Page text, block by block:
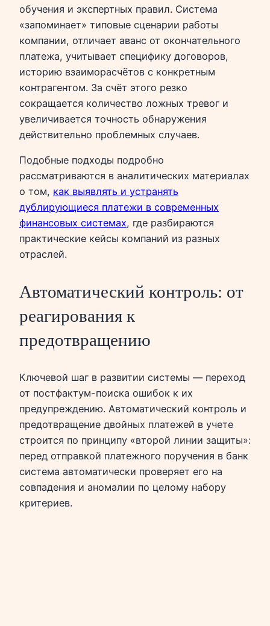
обучения и экспертных правил. Система
«запоминает» типовые сценарии работы
компании, отличает аванс от окончательного
платежа, учитывает специфику договоров,
историю взаиморасчётов с конкретным
контрагентом. За счёт этого резко
сокращается количество ложных тревог и
увеличивается точность обнаружения
действительно проблемных случаев.
Подобные подходы подробно
рассматриваются в аналитических материалах
о том, как выявлять и устранять
дублирующиеся платежи в современных
финансовых системах, где разбираются
практические кейсы компаний из разных
отраслей.
Автоматический контроль: от
реагирования к
предотвращению
Ключевой шаг в развитии системы — переход
от постфактум-поиска ошибок к их
предупреждению. Автоматический контроль и
предотвращение двойных платежей в учете
строится по принципу «второй линии защиты»:
перед отправкой платежного поручения в банк
система автоматически проверяет его на
совпадения и аномалии по целому набору
критериев.